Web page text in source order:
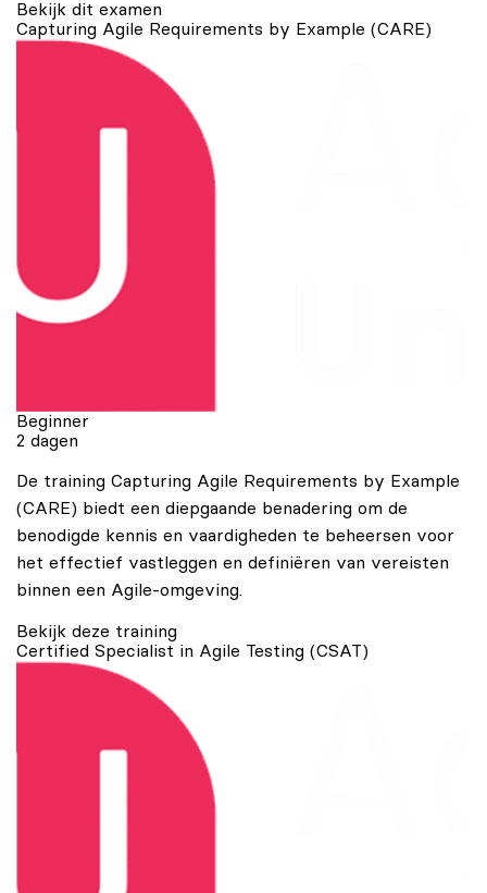
Bekijk dit examen
Capturing Agile Requirements by Example (CARE)
Beginner
2 dagen
De training Capturing Agile Requirements by Example
(CARE) biedt een diepgaande benadering om de
benodigde kennis en vaardigheden te beheersen voor
het effectief vastleggen en definiëren van vereisten
binnen een Agile-omgeving.
Bekijk deze training
Certified Specialist in Agile Testing (CSAT)